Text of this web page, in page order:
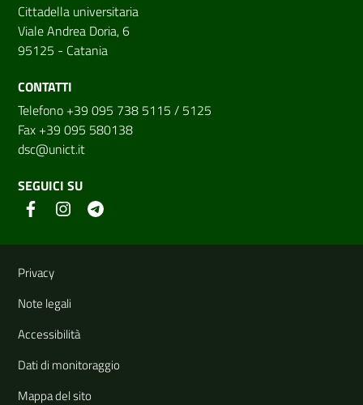
Cittadella universitaria
Viale Andrea Doria, 6
95125 - Catania
CONTATTI
Telefono +39 095 738 5115 / 5125
Fax +39 095 580138
dsc@unict.it
SEGUICI SU
Link e informazioni utili
Privacy
Note legali
Accessibilità
Dati di monitoraggio
Mappa del sito